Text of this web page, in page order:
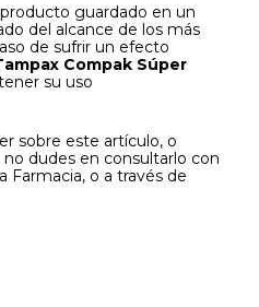
guardado en un
del alcance de los más
de sufrir un efecto
Compak Súper
su uso
sobre este artículo, o
dudes en consultarlo con
Farmacia, o a través de